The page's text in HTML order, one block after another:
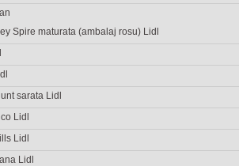
Spire maturata (ambalaj rosu) Lidl
sarata Lidl
Lidl
Lidl
Lidl